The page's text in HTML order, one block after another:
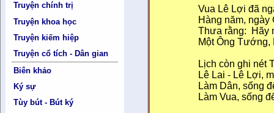
Truyện chính trị
Truyện khoa học
Truyện kiếm hiệp
Truyện cổ tích - Dân gian
Biên khảo
Ký sự
Tùy bút - Bút ký
Vua Lê Lợi đã
Hàng năm,
Thưa rằng: Hãy
Một Ông Tướng,
Lịch còn ghi nét
Lê Lai - Lê Lợi,
Làm Dân, sống
Làm Vua, sống